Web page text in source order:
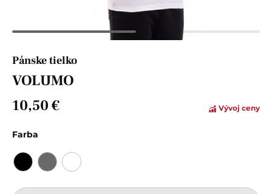
Pánske tielko
VOLUMO
10,50 €
Vývoj ceny
Farba